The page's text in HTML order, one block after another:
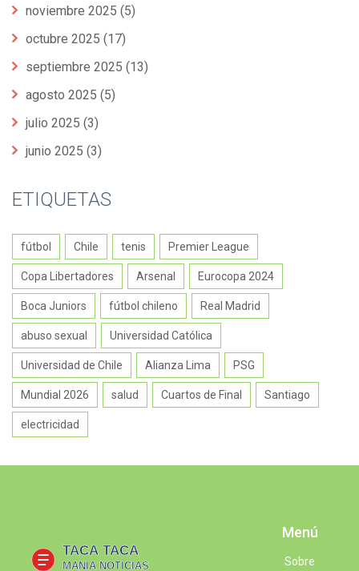
noviembre 2025 (5)
octubre 2025 (17)
septiembre 2025 (13)
agosto 2025 (5)
julio 2025 (3)
junio 2025 (3)
ETIQUETAS
fútbol Chile tenis Premier League
Copa Libertadores Arsenal Eurocopa 2024
Boca Juniors fútbol chileno Real Madrid
abuso sexual Universidad Católica
Universidad de Chile Alianza Lima PSG
Mundial 2026 salud Cuartos de Final Santiago
electricidad
Menú
Sobre